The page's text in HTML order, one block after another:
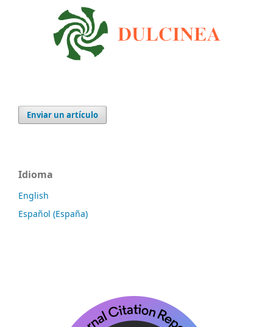
Enviar un artículo
Idioma
English
Español (España)